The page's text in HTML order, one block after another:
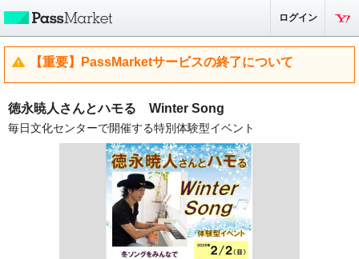
ログイン
【重要】PassMarketサービスの終了について
徳永暁人さんとハモる Winter Song
毎日文化センターで開催する特別体験型イベント